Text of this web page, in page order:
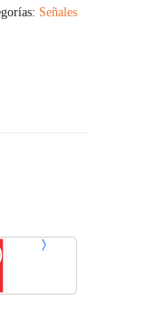
Señales